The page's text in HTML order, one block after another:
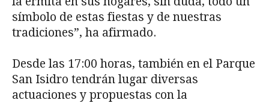
símbolo de estas fiestas y de nuestras
tradiciones”, ha afirmado.
Desde las 17:00 horas, también en el Parque
San Isidro tendrán lugar diversas
actuaciones y propuestas con la